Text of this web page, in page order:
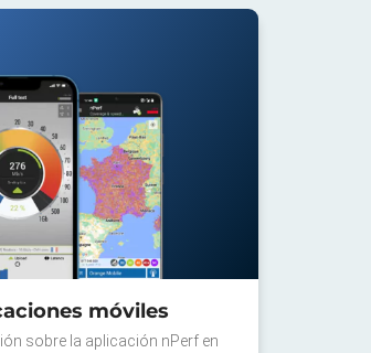
móviles
sobre la aplicación nPerf en